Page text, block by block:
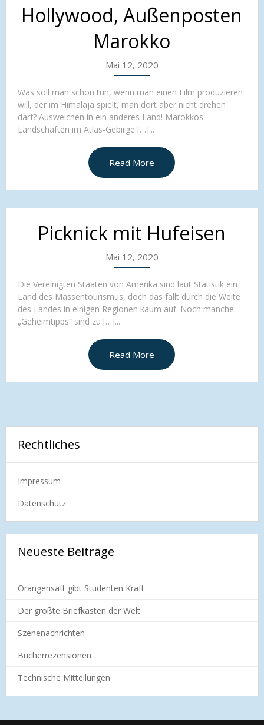
Hollywood, Außenposten
Marokko
Mai 12, 2020
Was soll man schon tun, wenn man einen Film produzieren
will, der im Himalaja spielt, man dort aber nicht drehen
darf? Ausweichen in ein anderes Land! Marokkos
Landschaften im Atlas-Gebirge […]...
Read More
Picknick mit Hufeisen
Mai 12, 2020
Die Vereinigten Staaten von Amerika sind laut Statistik ein
Land des Massentourismus, doch das fällt durch die Weite
des Landes in einigen Regionen kaum auf. Noch manche
„Geheimtipps“ sind zu […]...
Read More
Rechtliches
Impressum
Datenschutz
Neueste Beiträge
Orangensaft gibt Studenten Kraft
Der größte Briefkasten der Welt
Szenenachrichten
Bücherrezensionen
Technische Mitteilungen